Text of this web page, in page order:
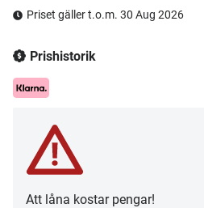
Priset gäller t.o.m. 30 Aug 2026
Prishistorik
Att låna kostar pengar!